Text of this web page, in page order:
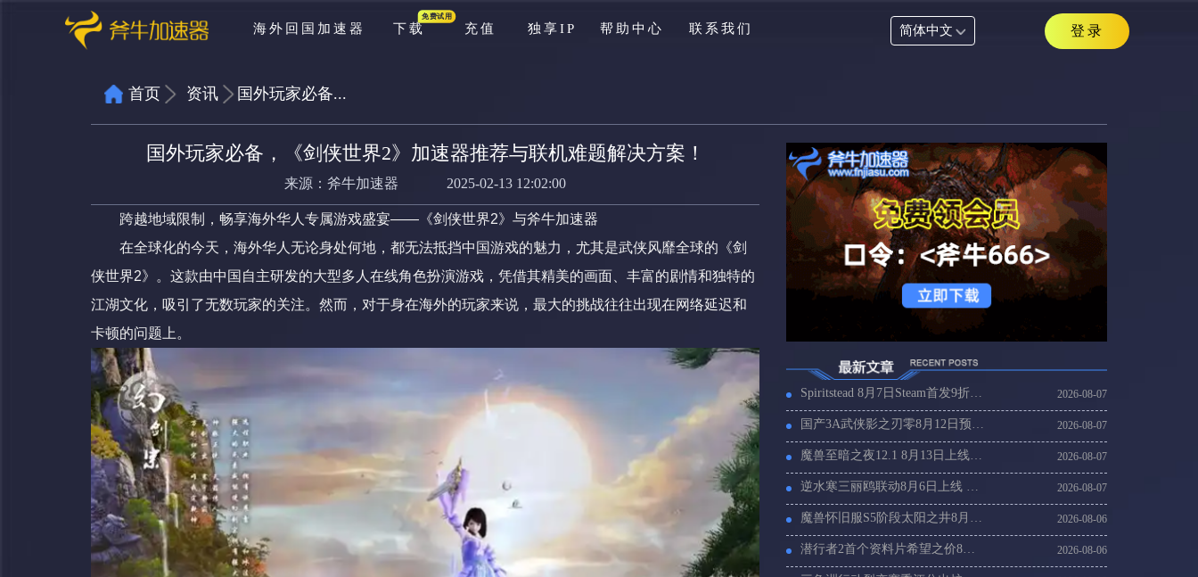
海外回国加速器 下载
免费试用
充值 独享IP 帮助中心
资讯
充值问题
游戏问题
联系我们 简体中文 登录
首页 资讯 国外玩家必备...
国外玩家必备，《剑侠世界2》加速器推荐与联机难题解决方案！
来源： 斧牛加速器 2025-02-13 12:02:00
跨越地域限制，畅享海外华人专属游戏盛宴——《剑侠世界2》与斧牛加速器
在全球化的今天，海外华人无论身处何地，都无法抵挡中国游戏的魅力，尤其是武侠风靡全球的《剑
侠世界2》。这款由中国自主研发的大型多人在线角色扮演游戏，凭借其精美的画面、丰富的剧情和独特的
江湖文化，吸引了无数玩家的关注。然而，对于身在海外的玩家来说，最大的挑战往往出现在网络延迟和
卡顿的问题上。
Spiritstead 8月7日Steam首发9折35元，国内玩家连Spiritstead方案 2026-08-07
国产3A武侠影之刃零8月12日预售，海外玩影之刃零加速器攻略 2026-08-07
魔兽至暗之夜12.1 8月13日上线，海外党回魔兽国服登录不上加速方案 2026-08-07
逆水寒三丽鸥联动8月6日上线 海外党登录逆水寒国服延迟高解决 2026-08-07
魔兽怀旧服S5阶段太阳之井8月6日开启，21周年抽10万现金海外党这样进国服 2026-08-06
潜行者2首个资料片希望之价8月20日上线，潜行者2连不上卡顿丢包速解 2026-08-06